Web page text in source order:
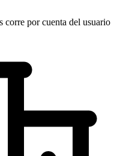
corre por cuenta del usuario